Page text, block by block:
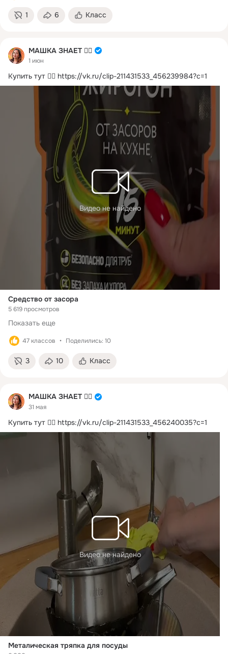
1 6 Класс
МАШКА ЗНАЕТ ☝🏻
1 июн
Купить тут 👉🏻 https://vk.ru/clip-211431533_456239984?c=1
Видео не найдено
Средство от засора
5 619 просмотров
Показать еще
47 классов Поделились: 10
3 10 Класс
МАШКА ЗНАЕТ ☝🏻
31 мая
Купить тут 👉🏻 https://vk.ru/clip-211431533_456240035?c=1
Видео не найдено
Металическая тряпка для посуды